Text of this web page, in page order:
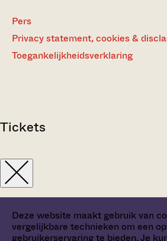
Deze website maakt gebruik van
vergelijkbare technieken om een
gebruikerservaring te bieden. Je
Pers
Privacy statement, cookies &
Toegankelijkheidsverklaring
Tickets